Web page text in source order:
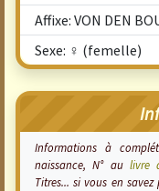
Affixe: VON DEN
Sexe: ♀ (femelle)
Informations à
naissance, N° au livre
Titres... si vous en savez